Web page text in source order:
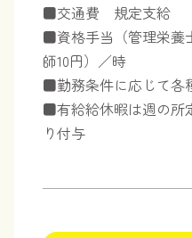
■交通費 規定支給
■資格手当（管理栄養
師10円）／時
■勤務条件に応じて各
■有給給休暇は週の所
り付与